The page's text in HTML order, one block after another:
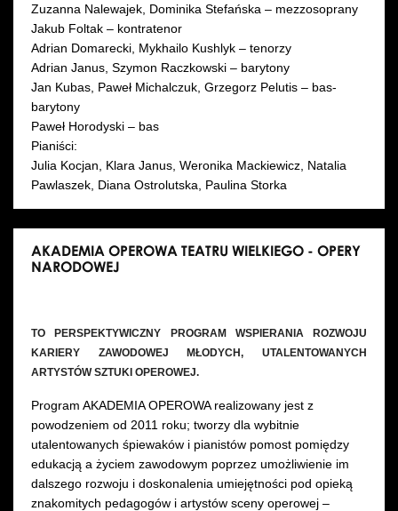
Zuzanna Nalewajek, Dominika Stefańska – mezzosoprany
Jakub Foltak – kontratenor
Adrian Domarecki, Mykhailo Kushlyk – tenorzy
Adrian Janus, Szymon Raczkowski – barytony
Jan Kubas, Paweł Michalczuk, Grzegorz Pelutis – bas-
barytony
Paweł Horodyski – bas
Pianiści:
Julia Kocjan, Klara Janus, Weronika Mackiewicz, Natalia
Pawlaszek, Diana Ostrolutska, Paulina Storka
AKADEMIA OPEROWA TEATRU WIELKIEGO - OPERY
NARODOWEJ
TO PERSPEKTYWICZNY PROGRAM WSPIERANIA ROZWOJU
KARIERY ZAWODOWEJ MŁODYCH, UTALENTOWANYCH
ARTYSTÓW SZTUKI OPEROWEJ.
Program AKADEMIA OPEROWA realizowany jest z
powodzeniem od 2011 roku; tworzy dla wybitnie
utalentowanych śpiewaków i pianistów pomost pomiędzy
edukacją a życiem zawodowym poprzez umożliwienie im
dalszego rozwoju i doskonalenia umiejętności pod opieką
znakomitych pedagogów i artystów sceny operowej –